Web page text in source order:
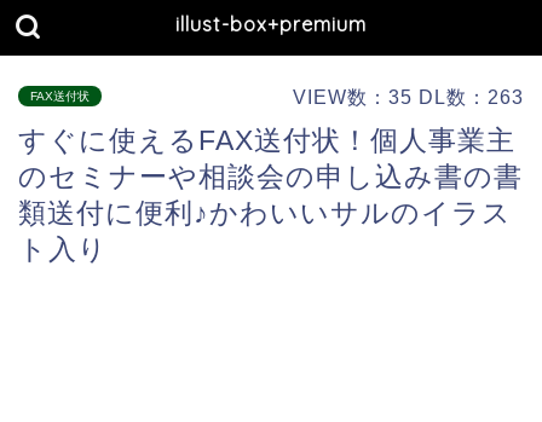
illust-box+premium
FAX送付状 VIEW数：35 DL数：263
すぐに使えるFAX送付状！個人事業主
のセミナーや相談会の申し込み書の書
類送付に便利♪かわいいサルのイラス
ト入り